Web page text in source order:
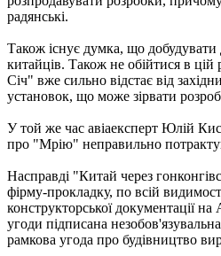
радянські.
Також існує думка, що
китайців. Також не обійтися в цій
Січ" вже сильно відстає від
установок, що може зірвати
У той же час авіаексперт Юлій
про "Мрію" неправильно
Насправді "Китай через
фірму-прокладку, по всій
конструкторської документації на
угоди підписана
рамкова угода про будівництво